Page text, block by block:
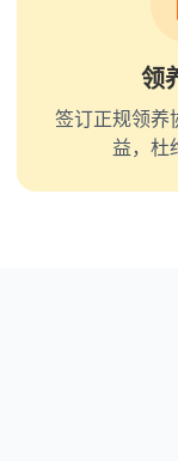
领
签订正规领养
益，杜